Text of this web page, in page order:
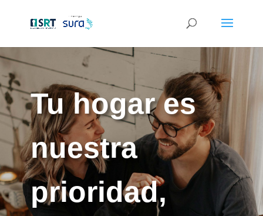
Tu hogar es
nuestra
prioridad,